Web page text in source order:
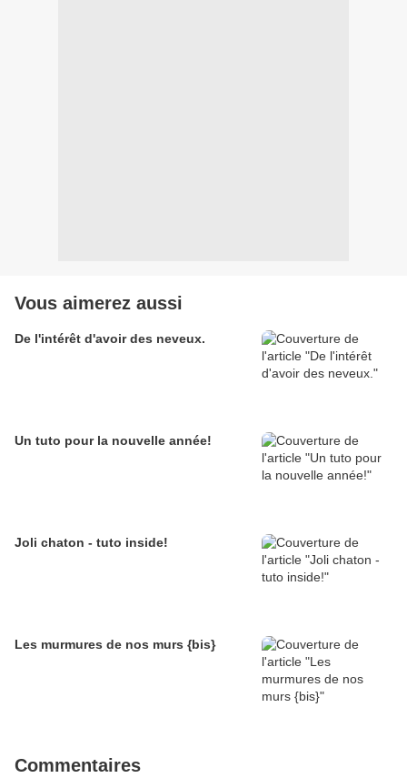
Vous aimerez aussi
De l'intérêt d'avoir des neveux.
Un tuto pour la nouvelle année!
Joli chaton - tuto inside!
Les murmures de nos murs {bis}
Commentaires